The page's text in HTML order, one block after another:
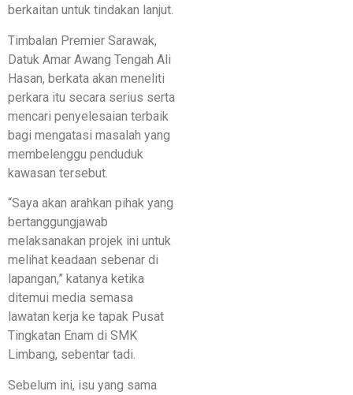
berkaitan untuk tindakan lanjut.
Timbalan Premier Sarawak,
Datuk Amar Awang Tengah Ali
Hasan, berkata akan meneliti
perkara itu secara serius serta
mencari penyelesaian terbaik
bagi mengatasi masalah yang
membelenggu penduduk
kawasan tersebut.
“Saya akan arahkan pihak yang
bertanggungjawab
melaksanakan projek ini untuk
melihat keadaan sebenar di
lapangan,” katanya ketika
ditemui media semasa
lawatan kerja ke tapak Pusat
Tingkatan Enam di SMK
Limbang, sebentar tadi.
Sebelum ini, isu yang sama